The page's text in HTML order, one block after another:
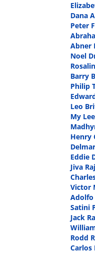
Dana
Peter
Abner
Noel
Barry
Philip
Leo
My
Henry
Eddie
Jiva
Victor
Adolfo
Satini
Jack
Rodd
Carlos